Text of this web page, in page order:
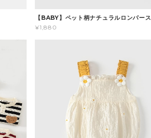
【BABY】ペット柄ナチュラルロンパース
¥1,880